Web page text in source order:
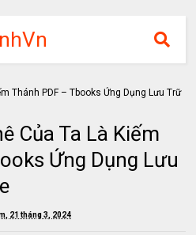
học
Của Ta Là Kiếm
Ứng Dụng Lưu
21 tháng 3, 2024